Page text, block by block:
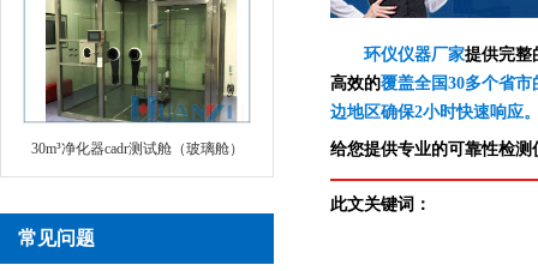
30m³净化器cadr测试舱（玻璃舱）
常见问题
环仪仪器厂家提供完整
高效的覆盖全国30多个省
边地区确保2小时快速响应
给您提供专业的可靠性检测
此文关键词：